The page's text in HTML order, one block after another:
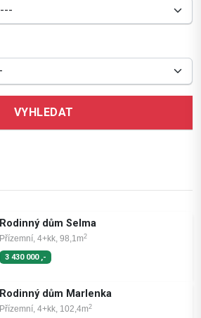
VYHLEDAT
Rodinný dům Selma
Přízemní, 4+kk, 98,1m2
3 430 000 ,-
Rodinný dům Marlenka
Přízemní, 4+kk, 102,4m2